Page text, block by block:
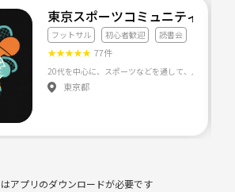
も、新しい友達を作るチャンスです🤝
興味あるけど、どう始めたらいいかわからな
東京スポーツコミュニティ🏃‍♂️
フットサル 初心者歓迎 読書会
★★★★★ 77件
東京都
アプリのダウンロードが必要です